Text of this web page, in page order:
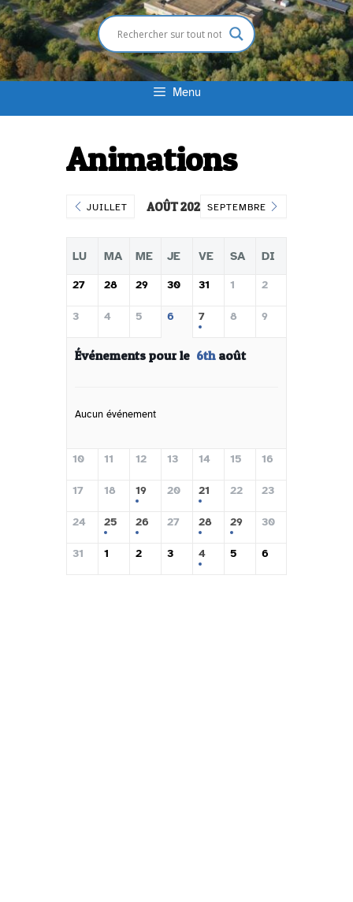
Menu
Animations
JUILLET AOÛT 2026 SEPTEMBRE
LU MA ME JE VE SA DI
27 28 29 30 31 1 2
3 4 5 6 7 8 9
Événements pour le 6thaoût
Aucun événement
10 11 12 13 14 15 16
17 18 19 20 21 22 23
24 25 26 27 28 29 30
31 1 2 3 4 5 6